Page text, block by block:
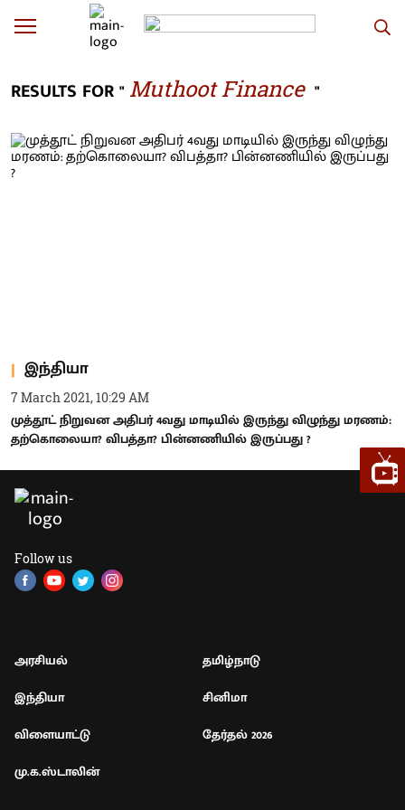
RESULTS FOR " Muthoot Finance "
இந்தியா
7 March 2021, 10:29 AM
முத்தூட் நிறுவன அதிபர் 4வது மாடியில் இருந்து விழுந்து மரணம்:
தற்கொலையா? விபத்தா? பின்னணியில் இருப்பது ?
Follow us
அரசியல்
தமிழ்நாடு
இந்தியா
சினிமா
விளையாட்டு
தேர்தல் 2026
மு.க.ஸ்டாலின்